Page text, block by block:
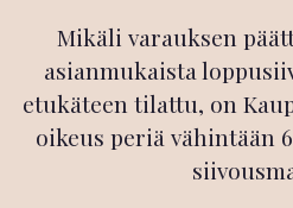
Mikäli varauksen
asianmukaista
etukäteen tilattu, on
oikeus periä vähintään